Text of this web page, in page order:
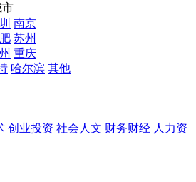
市
南京
苏州
重庆
哈尔滨 其他
创业投资 社会人文 财务财经 人力资